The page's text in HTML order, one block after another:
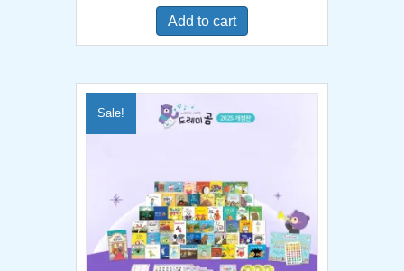
was:
$600.00.
is:
Add to cart
Sale!